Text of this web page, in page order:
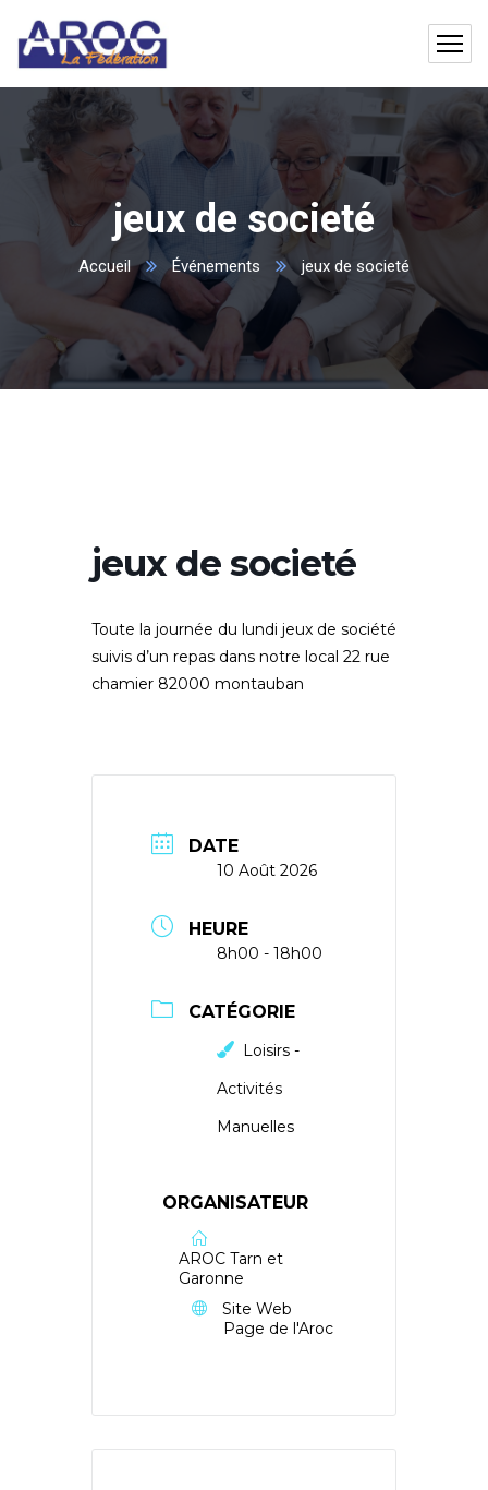
jeux de societé
Accueil Événements jeux de societé
jeux de societé
Toute la journée du lundi jeux de société
suivis d’un repas dans notre local 22 rue
chamier 82000 montauban
DATE
10 Août 2026
HEURE
8h00 - 18h00
CATÉGORIE
Loisirs -
Activités
Manuelles
ORGANISATEUR
AROC Tarn et
Garonne
Site Web
Page de l'Aroc